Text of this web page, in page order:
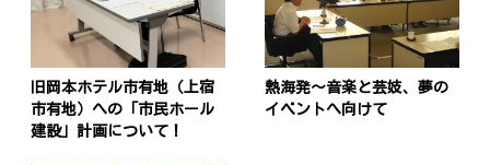
旧岡本ホテル市有地（上宿
市有地）への「市民ホール
建設」計画について！
熱海発～音楽と芸妓、夢の
イベントへ向けて